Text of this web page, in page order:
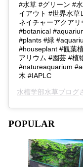
#水草 #グリーン #
イアウト #世界水草
ネイチャーアクア
#botanical
#plants #緑
#houseplant #観葉
アリウム #園芸 #植
#natureaquarium
木 #IAPLC
水槽学部水草ブログ
POPULAR